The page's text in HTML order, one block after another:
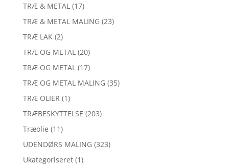
TRÆ & METAL (17)
TRÆ & METAL MALING (23)
TRÆ LAK (2)
TRÆ OG METAL (20)
TRÆ OG METAL (17)
TRÆ OG METAL MALING (35)
TRÆ OLIER (1)
TRÆBESKYTTELSE (203)
Træolie (11)
UDENDØRS MALING (323)
Ukategoriseret (1)